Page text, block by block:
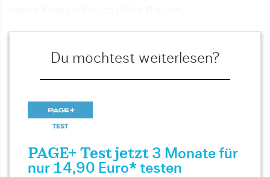
Du möchtest weiterlesen?
PAGE+ Test jetzt 3 Monate für
nur 14,90 Euro* testen